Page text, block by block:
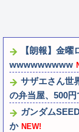
【朗報】金
wwwwwwwww
サザエさん世
の弁当屋、500
ガンダム
か NEW!